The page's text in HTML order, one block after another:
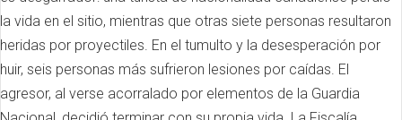
la vida en el sitio, mientras que otras siete personas resultaron
heridas por proyectiles. En el tumulto y la desesperación por
huir, seis personas más sufrieron lesiones por caídas. El
agresor, al verse acorralado por elementos de la Guardia